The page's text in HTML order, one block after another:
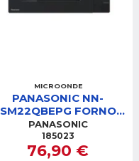
MICROONDE
PANASONIC NN-
SM22QBEPG FORNO
MICRO 20LT NERO
800W
PANASONIC
185023
76,90 €